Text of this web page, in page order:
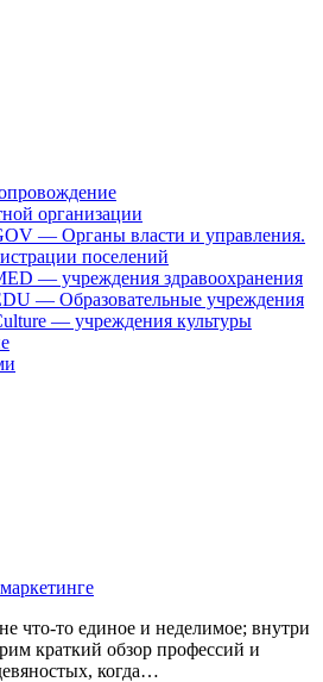
организации
— Органы власти и управления.
поселений
— учреждения здравоохранения
— Образовательные учреждения
— учреждения культуры
что-то единое и неделимое; внутри
краткий обзор профессий и
когда…